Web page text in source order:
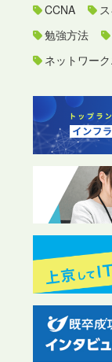
CCNA
勉強方法
ネットワー